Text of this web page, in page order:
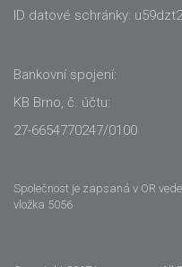
ID datové schránky: u59dzt2
Bankovní spojení:
KB Brno, č. účtu:
27-6654770247/0100
Společnost je zapsaná v OR
vložka 5056